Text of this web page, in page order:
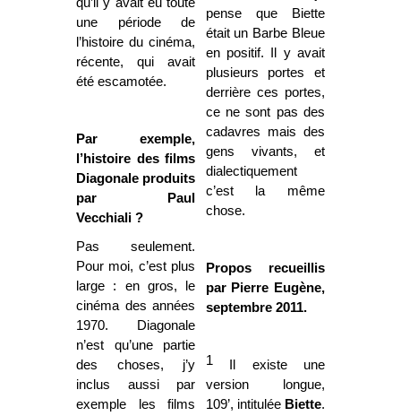
une période de
l’histoire du cinéma,
récente, qui avait
été escamotée.
Par exemple,
l’histoire des films
Diagonale produits
par Paul
Vecchiali ?
Pas seulement.
Pour moi, c’est plus
large : en gros, le
cinéma des années
1970. Diagonale
n’est qu’une partie
des choses, j’y
inclus aussi par
exemple les films
pense que Biette
était un Barbe Bleue
en positif. Il y avait
plusieurs portes et
derrière ces portes,
ce ne sont pas des
cadavres mais des
gens vivants, et
dialectiquement
c’est la même
chose.
Propos recueillis
par Pierre Eugène,
septembre 2011.
1Il existe une
version longue,
109’, intitulée Biette.